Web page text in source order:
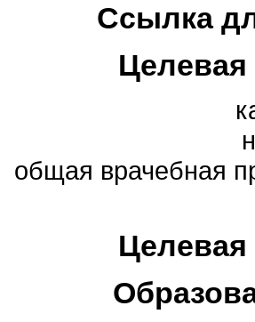
Ссылка
общая врачебная